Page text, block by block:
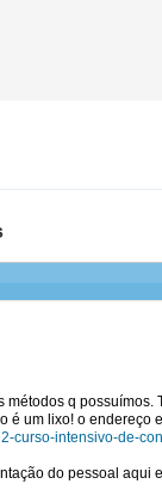
q
é um lixo! o endereço
curso-intensivo-de-
do pessoal aqui